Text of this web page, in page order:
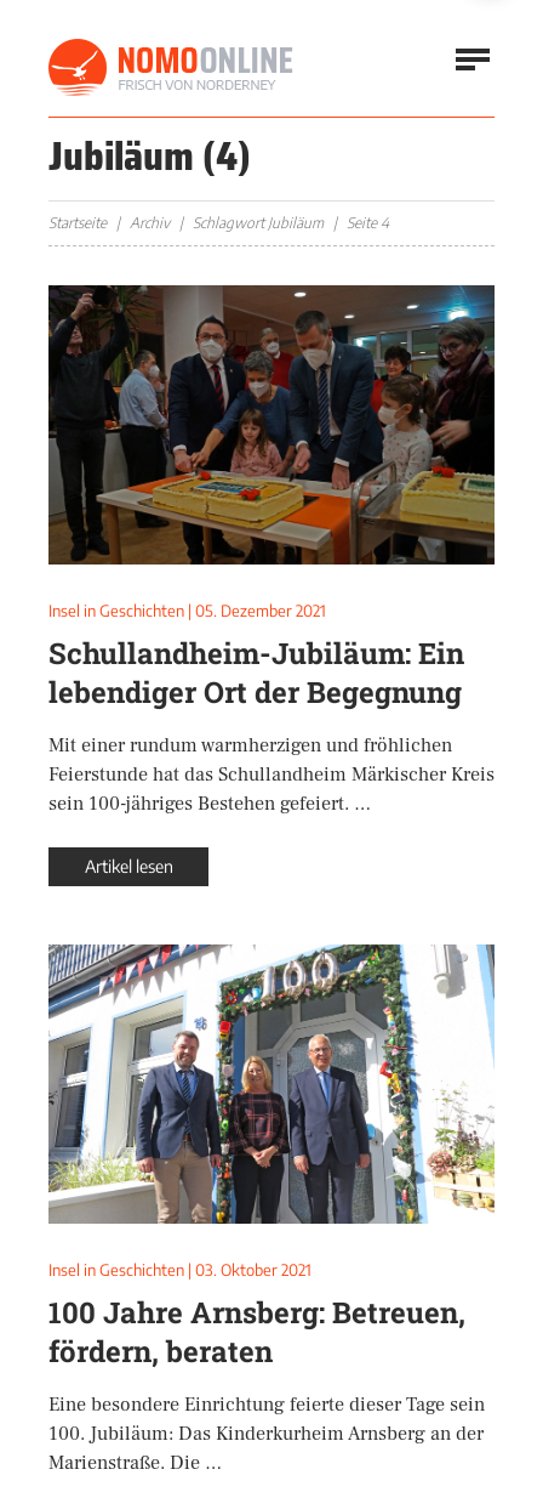
Jubiläum(4)
Startseite Archiv Schlagwort Jubiläum Seite 4
Insel in Geschichten | 05. Dezember 2021
Schullandheim-Jubiläum: Ein
lebendiger Ort der Begegnung
Mit einer rundum warmherzigen und fröhlichen
Feierstunde hat das Schullandheim Märkischer Kreis
sein 100-jähriges Bestehen gefeiert. …
Artikel lesen
Insel in Geschichten | 03. Oktober 2021
100 Jahre Arnsberg: Betreuen,
fördern, beraten
Eine besondere Einrichtung feierte dieser Tage sein
100. Jubiläum: Das Kinderkurheim Arnsberg an der
Marienstraße. Die …